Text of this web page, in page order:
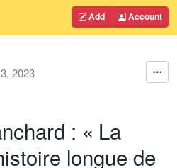
Add Account
2023
: « La
longue de